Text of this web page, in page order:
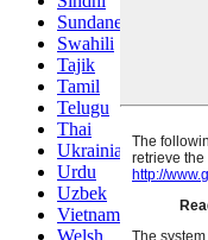
Sundanese
Swahili
Tajik
Tamil
Telugu
Thai
Ukrainian
Urdu
Uzbek
Vietnamese
Welsh